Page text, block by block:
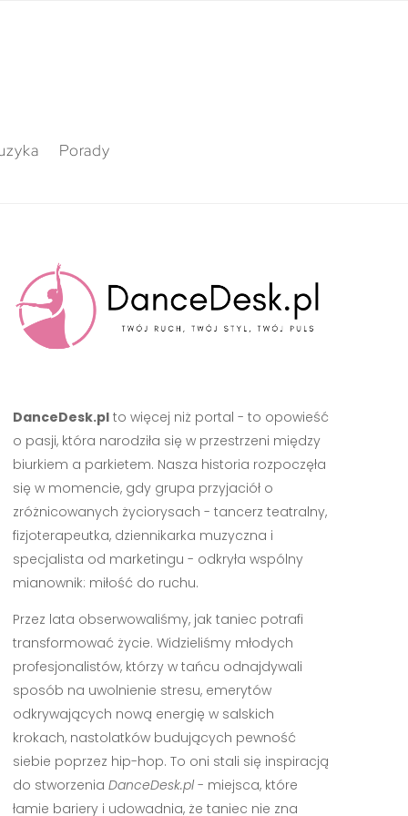
Porady
DanceDesk.plto więcej niż portal - to opowieść
o pasji, która narodziła się w przestrzeni między
biurkiem a parkietem. Nasza historia rozpoczęła
się w momencie, gdy grupa przyjaciół o
zróżnicowanych życiorysach - tancerz teatralny,
fizjoterapeutka, dziennikarka muzyczna i
specjalista od marketingu - odkryła wspólny
mianownik: miłość do ruchu.
Przez lata obserwowaliśmy, jak taniec potrafi
transformować życie. Widzieliśmy młodych
profesjonalistów, którzy w tańcu odnajdywali
sposób na uwolnienie stresu, emerytów
odkrywających nową energię w salskich
krokach, nastolatków budujących pewność
siebie poprzez hip-hop. To oni stali się inspiracją
do stworzenia DanceDesk.pl- miejsca, które
łamie bariery i udowadnia, że taniec nie zna